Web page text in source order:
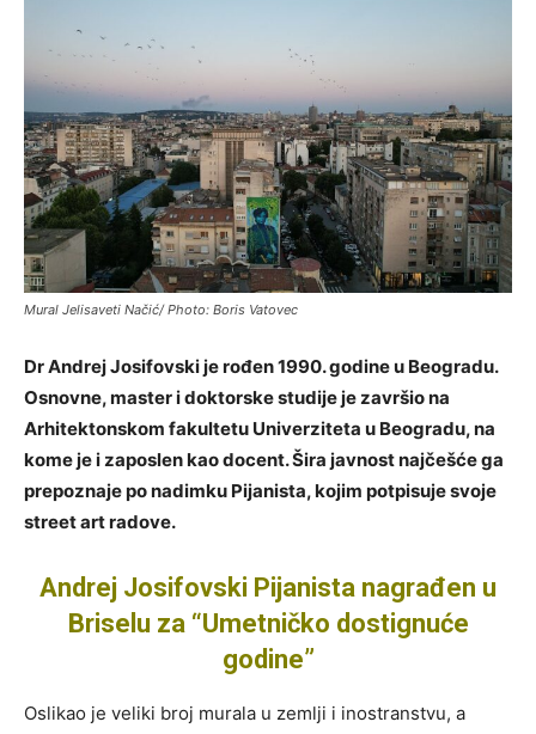
Mural Jelisaveti Načić/ Photo: Boris Vatovec
Dr Andrej Josifovski je rođen 1990. godine u Beogradu.
Osnovne, master i doktorske studije je završio na
Arhitektonskom fakultetu Univerziteta u Beogradu, na
kome je i zaposlen kao docent. Šira javnost najčešće ga
prepoznaje po nadimku Pijanista, kojim potpisuje svoje
street art radove.
Andrej Josifovski Pijanista nagrađen u
Briselu za “Umetničko dostignuće
godine”
Oslikao je veliki broj murala u zemlji i inostranstvu, a